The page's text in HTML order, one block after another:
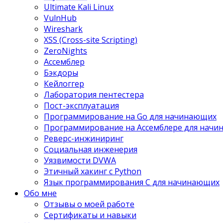
Ultimate Kali Linux
VulnHub
Wireshark
XSS (Cross-site Scripting)
ZeroNights
Ассемблер
Бэкдоры
Кейлоггер
Лаборатория пентестера
Пост-эксплуатация
Программирование на Go для начинающих
Программирование на Ассемблере для
Реверс-инжиниринг
Социальная инженерия
Уязвимости DVWA
Этичный хакинг с Python
Язык программирования С для начинающих
Обо мне
Отзывы о моей работе
Сертификаты и навыки